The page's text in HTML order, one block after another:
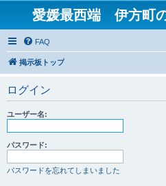
愛媛最西端 伊方町
FAQ
掲示板トップ
ログイン
ユーザー名:
パスワード:
パスワードを忘れてしまいました